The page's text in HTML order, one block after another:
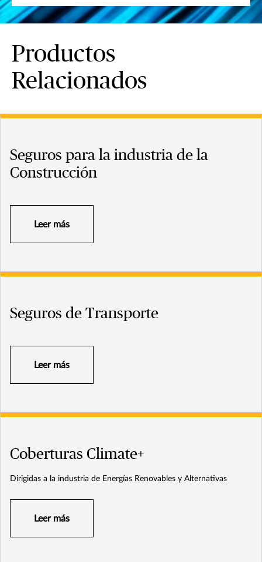
Productos
Relacionados
Seguros para la industria de la
Construcción
Leer más
Seguros de Transporte
Leer más
Coberturas Climate+
Dirigidas a la industria de Energías Renovables y Alternativas
Leer más